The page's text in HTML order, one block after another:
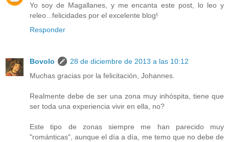
Yo soy de Magallanes, y me encanta este post, lo leo y
releo...felicidades por el excelente blog!
Responder
Bovolo
28 de diciembre de 2013 a las 10:12
Muchas gracias por la felicitación, Johannes.
Realmente debe de ser una zona muy inhóspita, tiene que
ser toda una experiencia vivir en ella, no?
Este tipo de zonas siempre me han parecido muy
"románticas", aunque el día a día, me temo que no debe de